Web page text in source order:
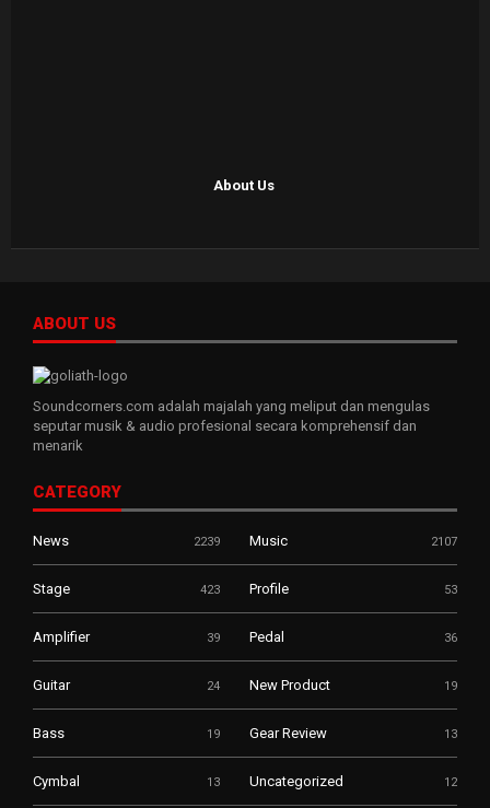
About Us
ABOUT US
Soundcorners.com adalah majalah yang meliput dan mengulas
seputar musik & audio profesional secara komprehensif dan
menarik
CATEGORY
News 2239 Music 2107
Stage 423 Profile 53
Amplifier 39 Pedal 36
Guitar 24 New Product 19
Bass 19 Gear Review 13
Cymbal 13 Uncategorized 12